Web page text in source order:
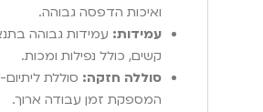
ואיכות הדפסה גבוהה.
עמידות: עמידות גבוהה
קשים, כולל נפילות ומכות.
סוללה חזקה: סוללת ליתיום-
המספקת זמן עבודה ארוך.